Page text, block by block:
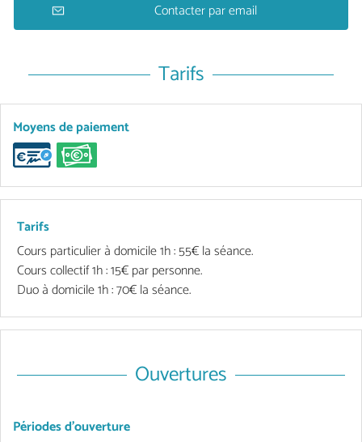
Contacter par email
Tarifs
Moyens de paiement
Tarifs
Cours particulier à domicile 1h : 55€ la séance.
Cours collectif 1h : 15€ par personne.
Duo à domicile 1h : 70€ la séance.
Ouvertures
Périodes d'ouverture